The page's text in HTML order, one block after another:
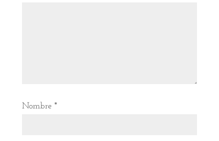
Nombre *